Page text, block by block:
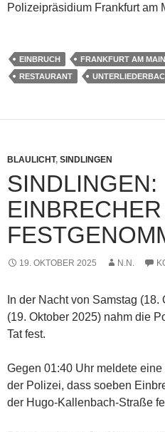
Polizeipräsidium Frankfurt am
EINBRUCH FRANKFURT AM MAIN
RESTAURANT
BLAULICHT, SINDLINGEN
SINDLINGEN:
EINBRECHER
19. OKTOBER 2025 N.N.
In der Nacht von Samstag
(19. Oktober 2025) nahm die
Tat fest.
Gegen 01:40 Uhr meldete
der Polizei, dass soeben
der Hugo-Kallenbach-Straße